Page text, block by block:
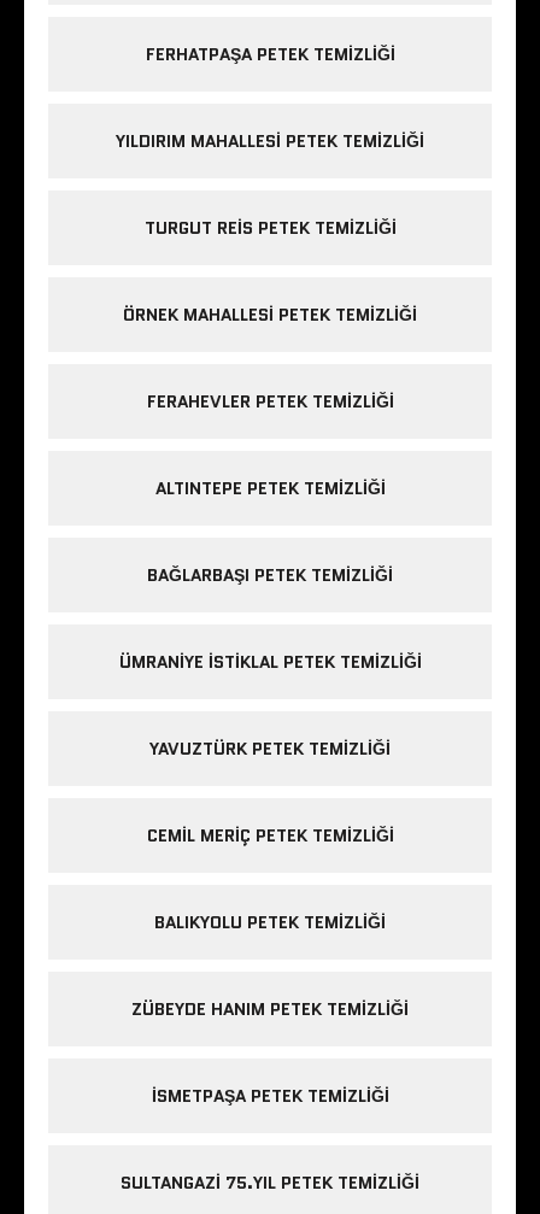
FERHATPAŞA PETEK TEMIZLIĞI
YILDIRIM MAHALLESI PETEK TEMIZLIĞI
TURGUT REIS PETEK TEMIZLIĞI
ÖRNEK MAHALLESI PETEK TEMIZLIĞI
FERAHEVLER PETEK TEMIZLIĞI
ALTINTEPE PETEK TEMIZLIĞI
BAĞLARBAŞI PETEK TEMIZLIĞI
ÜMRANIYE ISTIKLAL PETEK TEMIZLIĞI
YAVUZTÜRK PETEK TEMIZLIĞI
CEMIL MERIÇ PETEK TEMIZLIĞI
BALIKYOLU PETEK TEMIZLIĞI
ZÜBEYDE HANIM PETEK TEMIZLIĞI
ISMETPAŞA PETEK TEMIZLIĞI
SULTANGAZI 75.YIL PETEK TEMIZLIĞI